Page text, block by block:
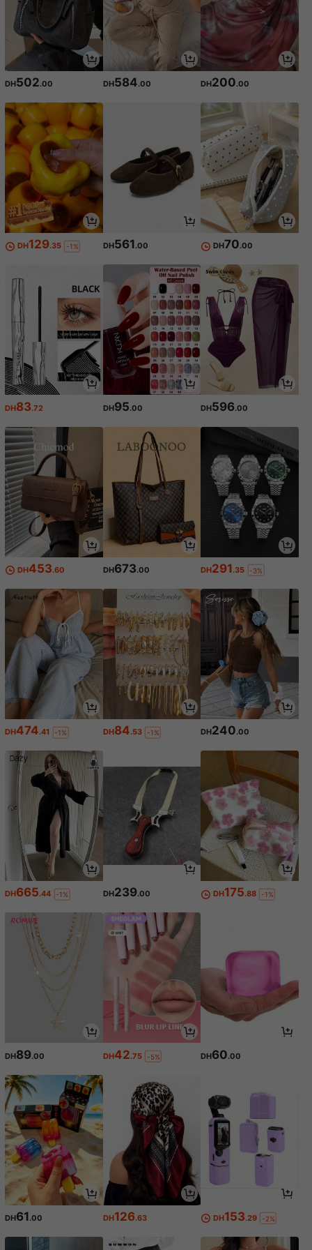
DH502.00 DH584.00 DH200.00
DH129.35 -1% DH561 .00 DH70.00
DH83.72 DH95.00 DH596.00
DH453.60 DH673.00 DH291.35 -3%
DH474.41 -1% DH84.53 -1% DH240.00
DH665.44 -1% DH239.00 DH175.88 -1%
DH89.00 DH42.75 -5% DH60.00
DH61.00 DH126.63 DH153.29 -2%